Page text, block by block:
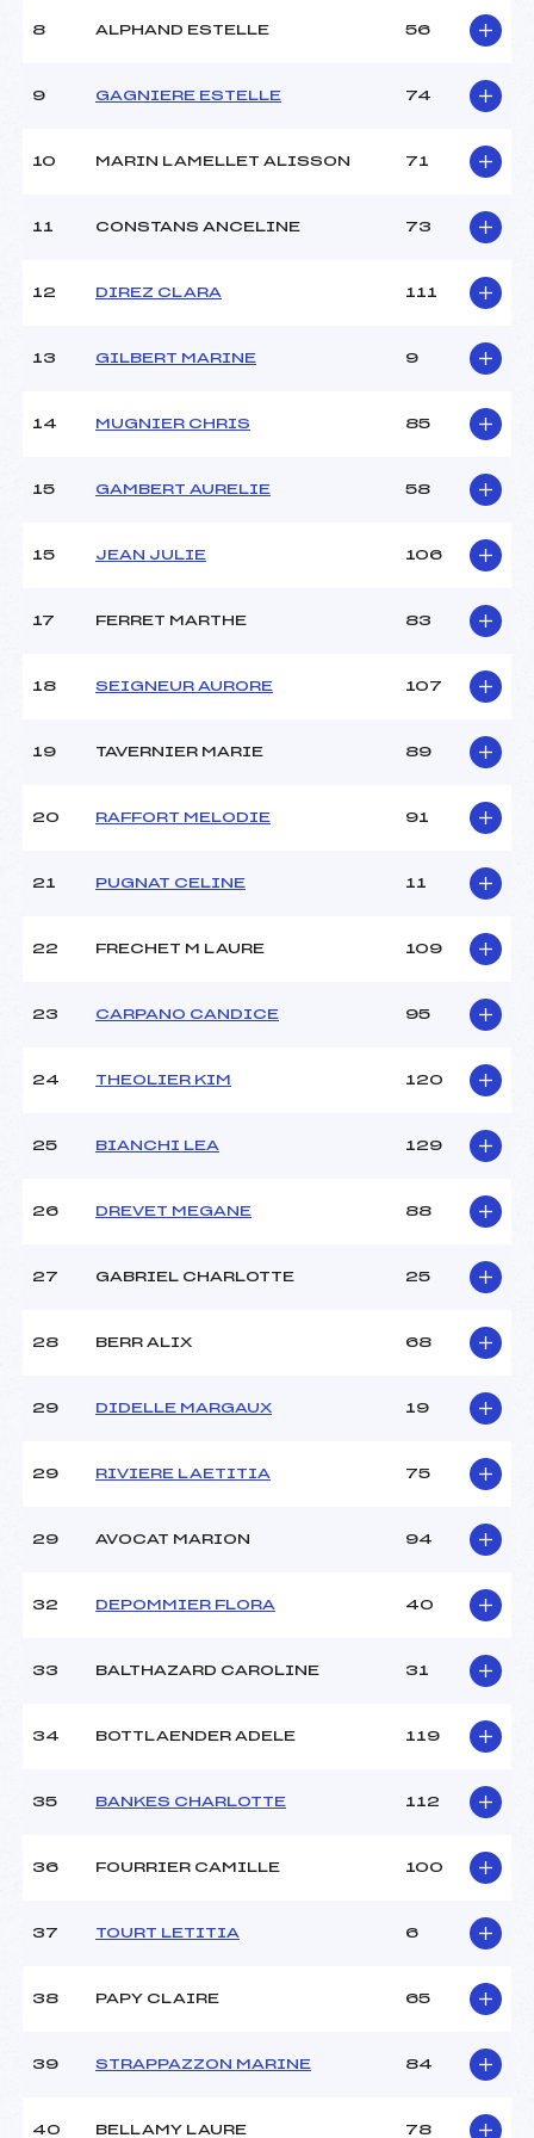
Ouvreurs B :
Neige :
DOUCE
Ouvreurs A :
Température départ :
-2
174.1600
Catégorie :
8 ALPHAND ESTELLE 56
9 GAGNIERE ESTELLE 74
10 MARIN LAMELLET ALISSON 71
11 CONSTANS ANCELINE 73
12 DIREZ CLARA 111
13 GILBERT MARINE 9
14 MUGNIER CHRIS 85
15 GAMBERT AURELIE 58
15 JEAN JULIE 106
17 FERRET MARTHE 83
18 SEIGNEUR AURORE 107
19 TAVERNIER MARIE 89
20 RAFFORT MELODIE 91
21 PUGNAT CELINE 11
22 FRECHET M LAURE 109
23 CARPANO CANDICE 95
24 THEOLIER KIM 120
25 BIANCHI LEA 129
26 DREVET MEGANE 88
27 GABRIEL CHARLOTTE 25
28 BERR ALIX 68
29 DIDELLE MARGAUX 19
29 RIVIERE LAETITIA 75
29 AVOCAT MARION 94
32 DEPOMMIER FLORA 40
33 BALTHAZARD CAROLINE 31
34 BOTTLAENDER ADELE 119
35 BANKES CHARLOTTE 112
36 FOURRIER CAMILLE 100
37 TOURT LETITIA 6
38 PAPY CLAIRE 65
39 STRAPPAZZON MARINE 84
40 BELLAMY LAURE 78